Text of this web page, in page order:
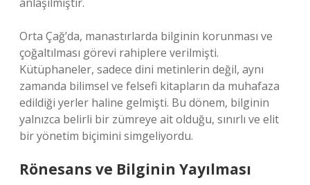
Orta Çağ’da, manastırlarda bilginin korunması ve
çoğaltılması görevi rahiplere verilmişti.
Kütüphaneler, sadece dini metinlerin değil, aynı
zamanda bilimsel ve felsefi kitapların da muhafaza
edildiği yerler haline gelmişti. Bu dönem, bilginin
yalnızca belirli bir zümreye ait olduğu, sınırlı ve elit
bir yönetim biçimini simgeliyordu.
Rönesans ve Bilginin Yayılması